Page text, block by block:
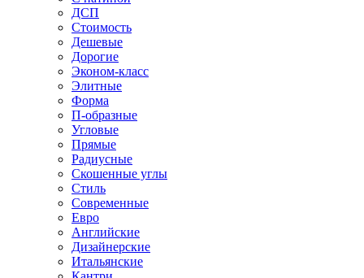
ДСП
Стоимость
Дешевые
Дорогие
Эконом-класс
Элитные
Форма
П-образные
Угловые
Прямые
Радиусные
Скошенные углы
Стиль
Современные
Евро
Английские
Дизайнерские
Итальянские